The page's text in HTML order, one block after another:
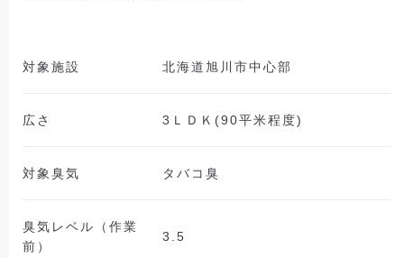
対象施設 北海道旭川市中心部
広さ 3ＬＤＫ(90平米程度)
対象臭気 タバコ臭
臭気レベル（作業
前）
3.5